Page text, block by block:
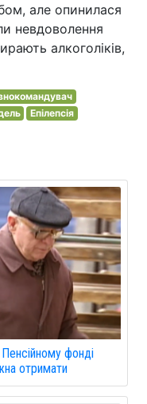
але опинилася
невдоволення
алкоголіків,
Епілепсія
Пенсійному фонді
отримати